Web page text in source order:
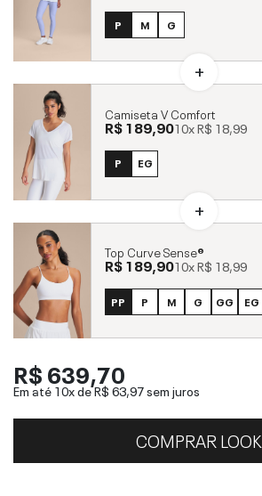
P M G
Camiseta V Comfort
R$ 189,9010xR$ 18,99
P EG
Top Curve Sense®
R$ 189,9010xR$ 18,99
PP P M G GG EG
R$ 639,70
Em até 10x deR$ 63,97sem juros
COMPRAR LOOK